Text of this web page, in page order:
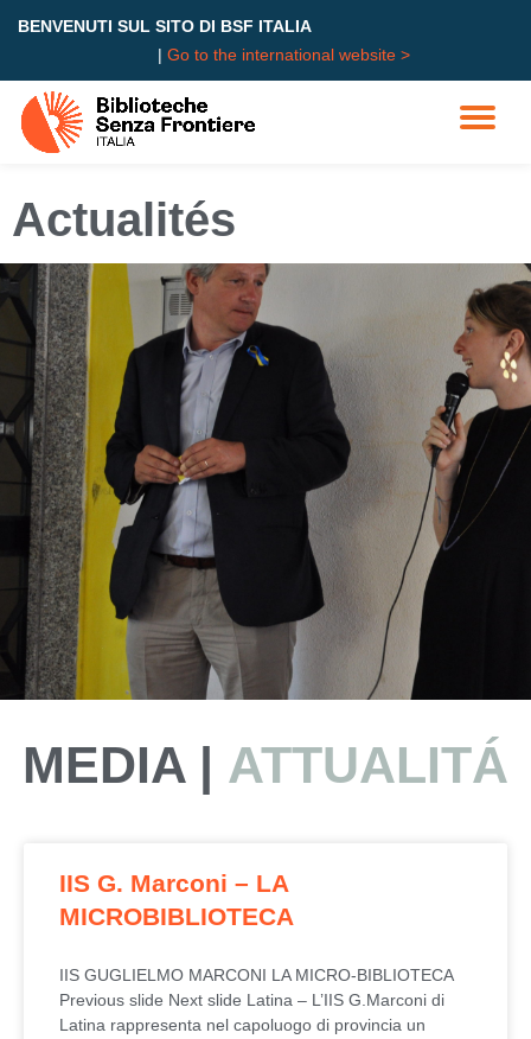
content
BENVENUTI SUL SITO DI BSF ITALIA
| Go to the international website >
Actualités
MEDIA | ATTUALITÁ
IIS G. Marconi – LA
MICROBIBLIOTECA
IIS GUGLIELMO MARCONI LA MICRO-BIBLIOTECA
Previous slide Next slide Latina – L’IIS G.Marconi di
Latina rappresenta nel capoluogo di provincia un